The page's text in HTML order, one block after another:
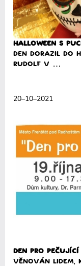
Halloween s
den dorazil do
Rudolf v …
20–10–2021
Den pro pečující
věnován lidem,